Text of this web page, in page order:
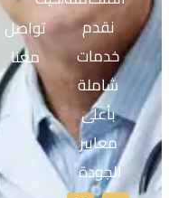
نقدم
خدمات
شاملة
بأعلى
معايير
الجودة
تواصل
معنا